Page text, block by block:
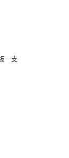
一支